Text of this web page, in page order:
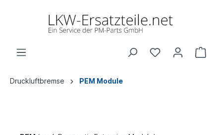
Druckluftbremse PEM Module